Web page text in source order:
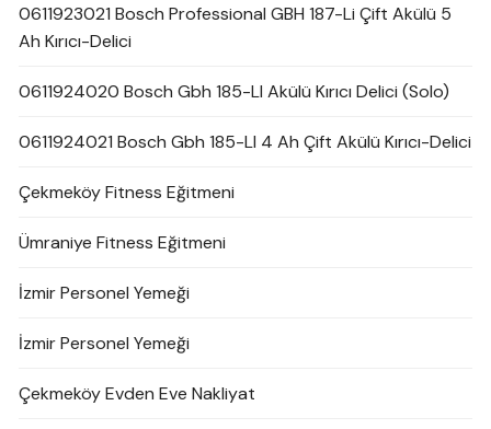
0611923021 Bosch Professional GBH 187-Li Çift Akülü 5
Ah Kırıcı-Delici
0611924020 Bosch Gbh 185-LI Akülü Kırıcı Delici (Solo)
0611924021 Bosch Gbh 185-LI 4 Ah Çift Akülü Kırıcı-Delici
Çekmeköy Fitness Eğitmeni
Ümraniye Fitness Eğitmeni
İzmir Personel Yemeği
İzmir Personel Yemeği
Çekmeköy Evden Eve Nakliyat